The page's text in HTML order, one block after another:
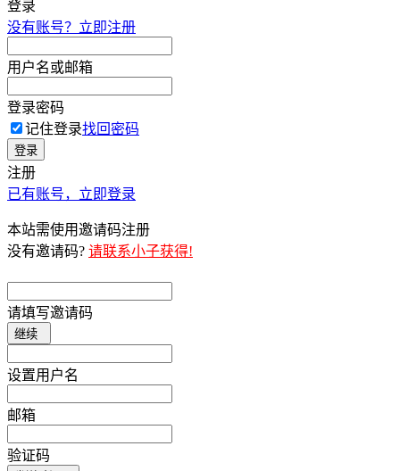
登录
没有账号？立即注册
用户名或邮箱
登录密码
记住登录找回密码
登录
注册
已有账号，立即登录
本站需使用邀请码注册
没有邀请码? 请联系小子获得!
请填写邀请码
继续
设置用户名
邮箱
验证码